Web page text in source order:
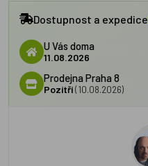
Dostupnost a expedice
U Vás doma
11.08.2026
Prodejna Praha 8
Pozítří(10.08.2026)